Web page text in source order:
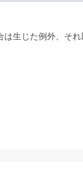
生じた例外、そ